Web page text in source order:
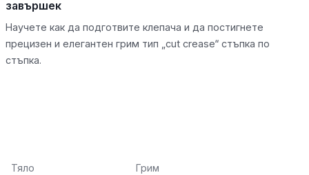
завършек
Научете как да подготвите клепача и да постигнете
прецизен и елегантен грим тип „cut crease“ стъпка по
стъпка.
Тяло
Грим